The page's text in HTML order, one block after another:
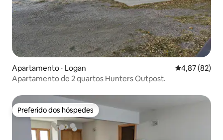
Apartamento ⋅ Logan 4,87 de uma
4,87 (82)
Apartamento de 2 quartos Hunters Outpost.
Preferido dos hóspedes
Preferido dos hóspedes